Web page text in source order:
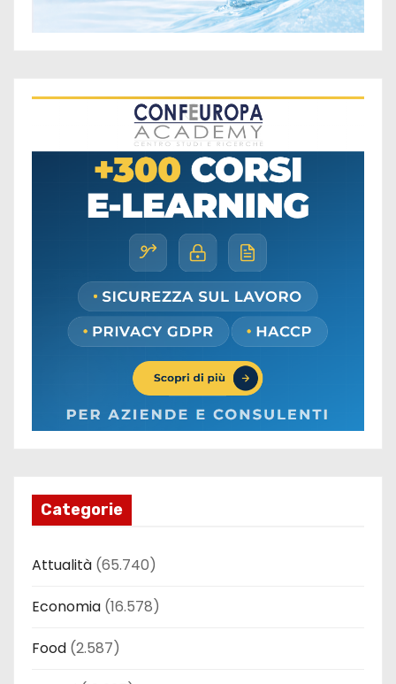
Categorie
Attualità (65.740)
Economia (16.578)
Food (2.587)